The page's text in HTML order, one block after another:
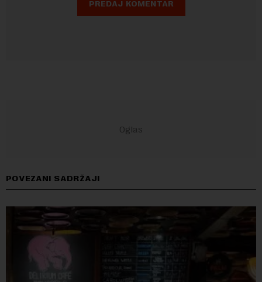
POVEZANI SADRŽAJI